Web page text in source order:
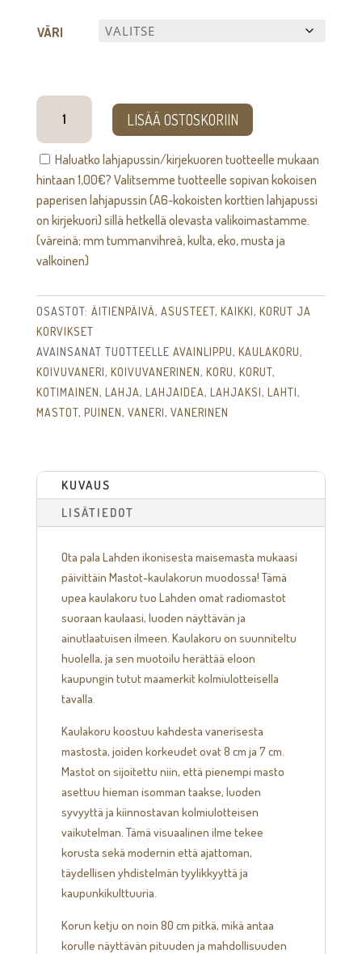
VÄRI
Mastot
kaulakoru
määrä
LISÄÄ OSTOSKORIIN
Haluatko lahjapussin/kirjekuoren tuotteelle mukaan
hintaan 1,00€? Valitsemme tuotteelle sopivan kokoisen
paperisen lahjapussin (A6-kokoisten korttien lahjapussi
on kirjekuori) sillä hetkellä olevasta valikoimastamme.
(väreinä; mm tummanvihreä, kulta, eko, musta ja
valkoinen)
OSASTOT: ÄITIENPÄIVÄ, ASUSTEET, KAIKKI, KORUT JA
KORVIKSET
AVAINSANAT TUOTTEELLE AVAINLIPPU, KAULAKORU,
KOIVUVANERI, KOIVUVANERINEN, KORU, KORUT,
KOTIMAINEN, LAHJA, LAHJAIDEA, LAHJAKSI, LAHTI,
MASTOT, PUINEN, VANERI, VANERINEN
KUVAUS
LISÄTIEDOT
Ota pala Lahden ikonisesta maisemasta mukaasi
päivittäin Mastot-kaulakorun muodossa! Tämä
upea kaulakoru tuo Lahden omat radiomastot
suoraan kaulaasi, luoden näyttävän ja
ainutlaatuisen ilmeen. Kaulakoru on suunniteltu
huolella, ja sen muotoilu herättää eloon
kaupungin tutut maamerkit kolmiulotteisella
tavalla.
Kaulakoru koostuu kahdesta vanerisesta
mastosta, joiden korkeudet ovat 8 cm ja 7 cm.
Mastot on sijoitettu niin, että pienempi masto
asettuu hieman isomman taakse, luoden
syvyyttä ja kiinnostavan kolmiulotteisen
vaikutelman. Tämä visuaalinen ilme tekee
korusta sekä modernin että ajattoman,
täydellisen yhdistelmän tyylikkyyttä ja
kaupunkikulttuuria.
Korun ketju on noin 80 cm pitkä, mikä antaa
korulle näyttävän pituuden ja mahdollisuuden